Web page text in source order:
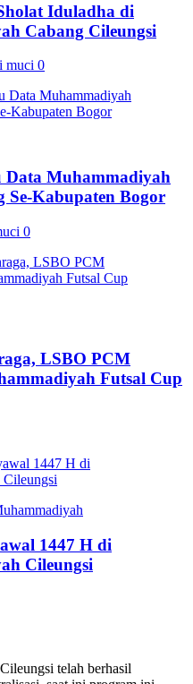
Iduladha di
Cabang Cileungsi
muci 0
Data Muhammadiyah
Kabupaten Bogor
0
LSBO PCM
Futsal Cup
1447 H di
Cileungsi
telah berhasil